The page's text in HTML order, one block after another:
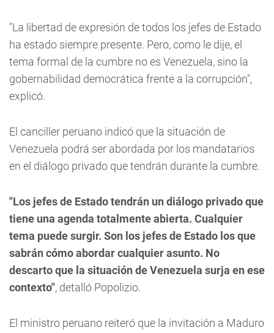
"La libertad de expresión de todos los jefes de Estado
ha estado siempre presente. Pero, como le dije, el
tema formal de la cumbre no es Venezuela, sino la
gobernabilidad democrática frente a la corrupción",
explicó.
El canciller peruano indicó que la situación de
Venezuela podrá ser abordada por los mandatarios
en el diálogo privado que tendrán durante la cumbre.
"Los jefes de Estado tendrán un diálogo privado que
tiene una agenda totalmente abierta. Cualquier
tema puede surgir. Son los jefes de Estado los que
sabrán cómo abordar cualquier asunto. No
descarto que la situación de Venezuela surja en ese
contexto", detalló Popolizio.
El ministro peruano reiteró que la invitación a Maduro